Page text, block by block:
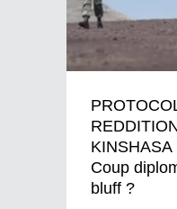
Coup
bluff ?